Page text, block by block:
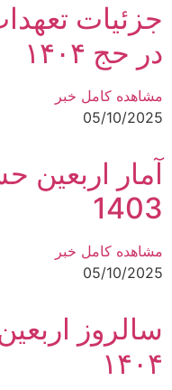
جزئیات
در حج ۱۴۰۴
مشاهده کامل خبر
05/10/2025
آمار اربعین
1403
مشاهده کامل خبر
05/10/2025
سالروز
۱۴۰۴